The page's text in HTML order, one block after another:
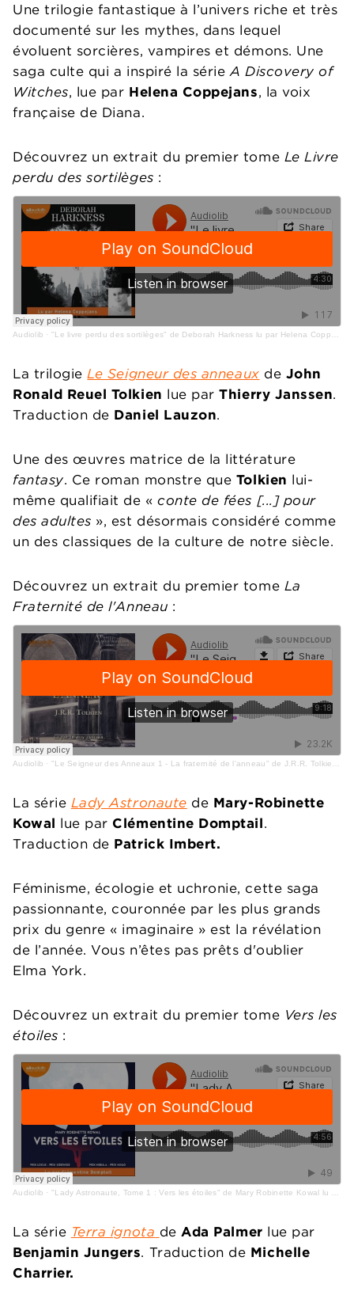
Une trilogie fantastique à l’univers riche et très
documenté sur les mythes, dans lequel
évoluent sorcières, vampires et démons. Une
saga culte qui a inspiré la sérieA Discovery of
Witches, lue par Helena Coppejans, la voix
française de Diana.
Découvrez un extrait du premier tome Le Livre
perdu des sortilèges :
Audiolib · "Le livre perdu des sortilèges" de Deborah Harkness lu par Helena Coppejans
La trilogieLe Seigneur des anneaux de John
Ronald Reuel Tolkien lue parThierry Janssen.
Traduction de Daniel Lauzon.
Une des œuvres matrice de la littérature
fantasy. Ce roman monstre que Tolkien lui-
même qualifiait de « conte de fées [...] pour
des adultes », est désormais considéré comme
un des classiques de la culture de notre siècle.
Découvrez un extrait du premier tome La
Fraternité de l'Anneau :
Audiolib · "Le Seigneur des Anneaux 1 - La fraternité de l'anneau" de J.R.R. Tolkien lu par Thierry Janssen
La série Lady Astronaute de Mary-Robinette
Kowal lue par Clémentine Domptail.
Traduction de Patrick Imbert.
Féminisme, écologie et uchronie, cette saga
passionnante, couronnée par les plus grands
prix du genre « imaginaire » est la révélation
de l’année. Vous n’êtes pas prêts d'oublier
Elma York.
Découvrez un extrait du premier tome Vers les
étoiles :
Audiolib · "Lady Astronaute, Tome 1 : Vers les étoiles" de Mary Robinette Kowal lu par Clémentine Domptail
La série Terra ignota deAda Palmer lue par
Benjamin Jungers. Traduction de Michelle
Charrier.